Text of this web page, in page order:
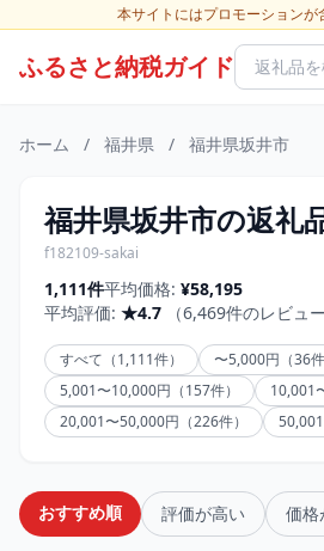
本サイトにはプロモーションが
ふるさと納税ガイド
ホーム / 福井県 / 福井県坂井市
福井県坂井市の返礼
f182109-sakai
1,111件平均価格: ¥58,195
平均評価: ★4.7 （6,469件のレビュー
すべて（1,111件）
〜5,000円（36件
5,001〜10,000円（157件）
10,001
20,001〜50,000円（226件）
おすすめ順 評価が高い 価格